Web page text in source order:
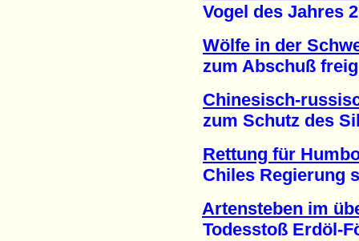
Vogel des Jahres
Wölfe in der
zum Abschuß
Chinesisch-
zum Schutz des
Rettung für
Chiles Regierung
Artensteben im
Todesstoß Erdöl-